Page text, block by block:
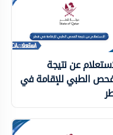
عن نتيجة
الطبي للإقامة في